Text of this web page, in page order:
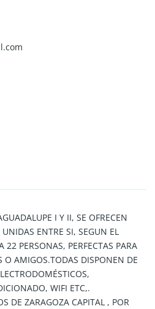
I Y II, SE OFRECEN
ENTRE SI, SEGUN EL
22 PERSONAS, PERFECTAS PARA
O AMIGOS.TODAS DISPONEN DE
WIFI ETC,.
DE ZARAGOZA CAPITAL , POR